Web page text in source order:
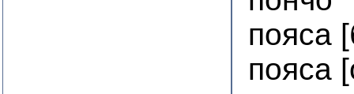
пояса
пояса